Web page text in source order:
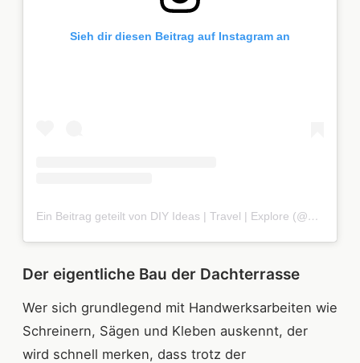
Sieh dir diesen Beitrag auf Instagram an
Ein Beitrag geteilt von DIY Ideas | Travel | Explore (@baer.karl)
Der eigentliche Bau der Dachterrasse
Wer sich grundlegend mit Handwerksarbeiten wie
Schreinern, Sägen und Kleben auskennt, der
wird schnell merken, dass trotz der